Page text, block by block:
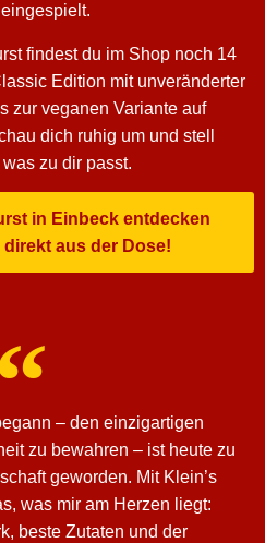
findest du im Shop noch 14
Edition mit unveränderter
zur veganen Variante auf
dich ruhig um und stell
zu dir passt.
in Einbeck entdecken
aus der Dose!
– den einzigartigen
zu bewahren – ist heute zu
geworden. Mit Klein’s
was mir am Herzen liegt:
beste Zutaten und der